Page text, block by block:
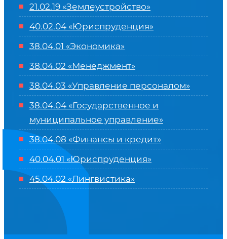
21.02.19 «Землеустройство»
40.02.04 «Юриспруденция»
38.04.01 «Экономика»
38.04.02 «Менеджмент»
38.04.03 «Управление персоналом»
38.04.04 «Государственное и
муниципальное управление»
38.04.08 «Финансы и кредит»
40.04.01 «Юриспруденция»
45.04.02 «Лингвистика»